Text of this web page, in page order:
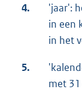
4.
'jaar':
in een
in het
5.
met